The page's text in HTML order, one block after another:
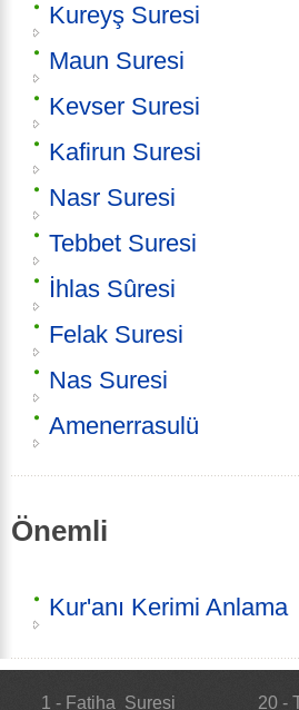
Kureyş Suresi
Maun Suresi
Kevser Suresi
Kafirun Suresi
Nasr Suresi
Tebbet Suresi
İhlas Sûresi
Felak Suresi
Nas Suresi
Amenerrasulü
Önemli
Kur'anı Kerimi Anlama
1 - Fatiha Suresi
20 -